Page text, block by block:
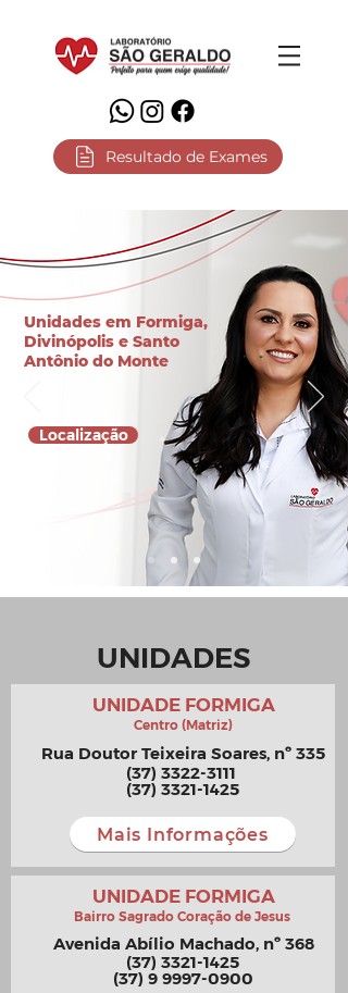
Resultado de Exames
Unidades em Formiga,
Divinópolis e Santo
Antônio do Monte
Localização
UNIDADES
UNIDADE FORMIGA
Centro (Matriz)
Rua Doutor Teixeira Soares, nº 335
(37) 3322-3111
(37) 3321-1425
Mais Informações
UNIDADE FORMIGA
Bairro Sagrado Coração de Jesus
Avenida Abílio Machado, nº 368
(37) 3321-1425
(37) 9 9997-0900